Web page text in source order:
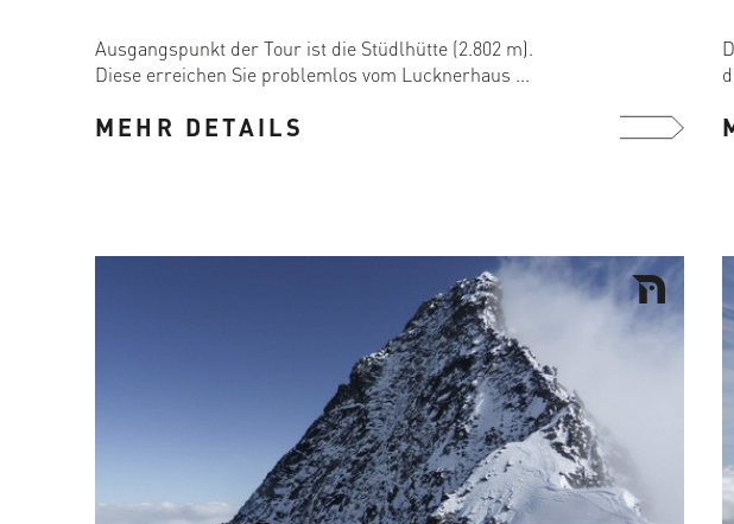
Ausgangspunkt der Tour ist die Stüdlhütte (2.802 m).
Diese erreichen Sie problemlos vom Lucknerhaus ...
MEHR DETAILS